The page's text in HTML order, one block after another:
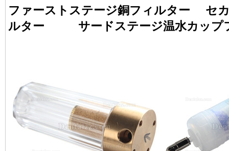
ファーストステージ銅フィルター セ
ルター サードステージ温水カップ